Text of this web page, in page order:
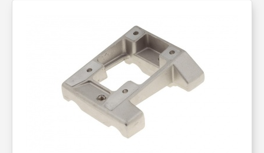
Réservoirs - Radiateurs
Sièges et Raidisseurs